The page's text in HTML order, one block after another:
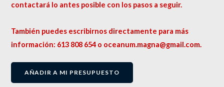
contactará lo antes posible con los pasos a seguir.
También puedes escribirnos directamente para más
información: 613 808 654 o oceanum.magna@gmail.com.
AÑADIR A MI PRESUPUESTO